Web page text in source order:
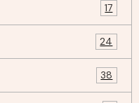
17
24
38